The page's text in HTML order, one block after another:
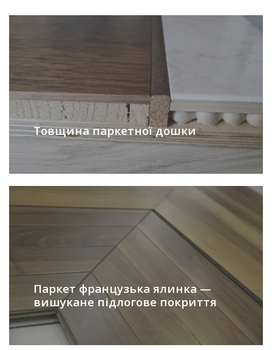
Товщина паркетної дошки
Паркет французька ялинка —
вишукане підлогове покриття